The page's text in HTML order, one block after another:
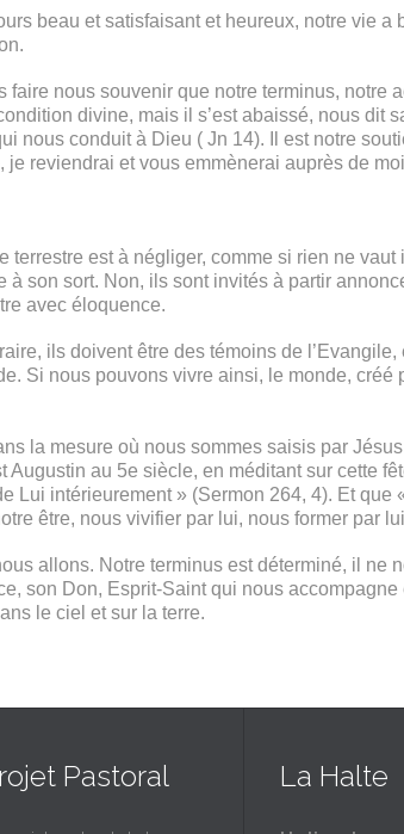
beau et satisfaisant et heureux, notre vie
nous souvenir que notre terminus, notre
divine, mais il s’est abaissé, nous dit
nous conduit à Dieu ( Jn 14). Il est notre
reviendrai et vous emmènerai auprès de
est à négliger, comme si rien ne
son sort. Non, ils sont invités à partir
avec éloquence.
ils doivent être des témoins de
Si nous pouvons vivre ainsi, le monde, créé
la mesure où nous sommes saisis par
Augustin au 5e siècle, en méditant sur cette
Lui intérieurement » (Sermon 264, 4). Et
être, nous vivifier par lui, nous former par
allons. Notre terminus est déterminé, il ne
son Don, Esprit-Saint qui nous
le ciel et sur la terre.
Pastoral La Halte